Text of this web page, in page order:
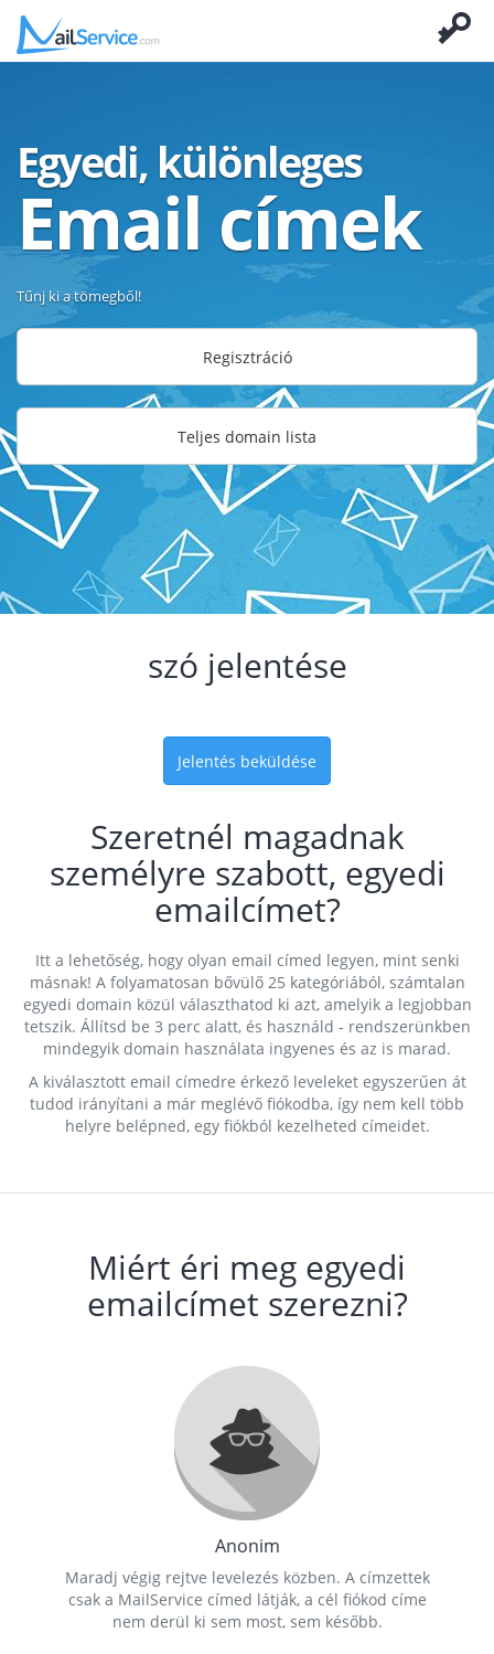
Egyedi, különleges
Email címek
Tűnj ki a tömegből!
Regisztráció
Teljes domain lista
szó jelentése
Jelentés beküldése
Szeretnél magadnak
személyre szabott, egyedi
emailcímet?
Itt a lehetőség, hogy olyan email címed legyen, mint senki
másnak! A folyamatosan bővülő 25 kategóriából, számtalan
egyedi domain közül választhatod ki azt, amelyik a legjobban
tetszik. Állítsd be 3 perc alatt, és használd - rendszerünkben
mindegyik domain használata ingyenes és az is marad.
A kiválasztott email címedre érkező leveleket egyszerűen át
tudod irányítani a már meglévő fiókodba, így nem kell több
helyre belépned, egy fiókból kezelheted címeidet.
Miért éri meg egyedi
emailcímet szerezni?
Anonim
Maradj végig rejtve levelezés közben. A címzettek
csak a MailService címed látják, a cél fiókod címe
nem derül ki sem most, sem később.